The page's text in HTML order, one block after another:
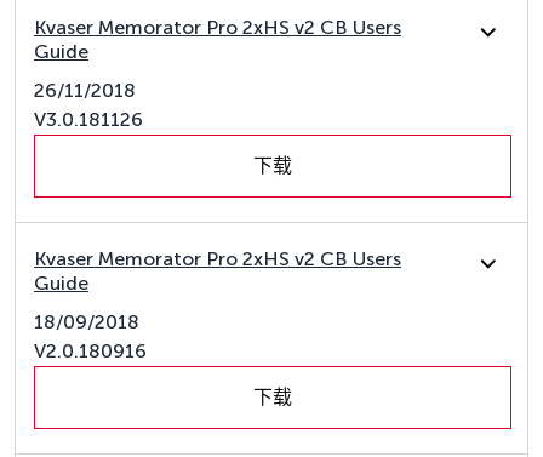
Kvaser Memorator Pro 2xHS v2 CB Users
Guide
26/11/2018
V3.0.181126
下载
Kvaser Memorator Pro 2xHS v2 CB Users
Guide
18/09/2018
V2.0.180916
下载